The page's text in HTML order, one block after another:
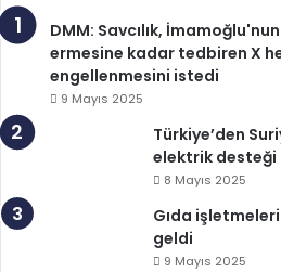
DMM: Savcılık,
ermesine kadar tedbiren X
engellenmesini istedi
9 Mayıs 2025
Türkiye’den
elektrik desteği
8 Mayıs 2025
Gıda
geldi
9 Mayıs 2025